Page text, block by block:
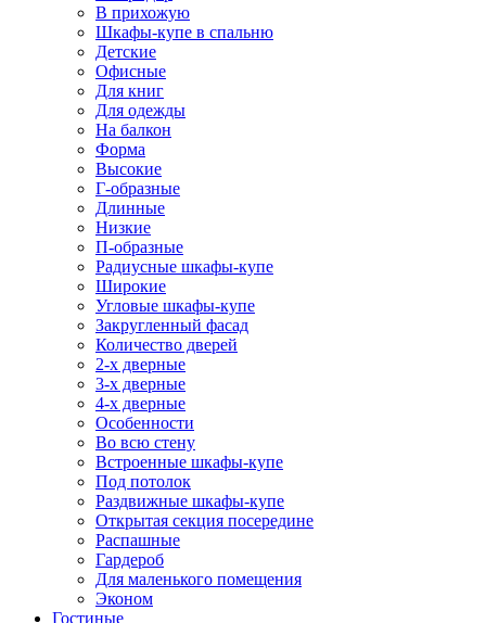
В прихожую
Шкафы-купе в спальню
Детские
Офисные
Для книг
Для одежды
На балкон
Форма
Высокие
Г-образные
Длинные
Низкие
П-образные
Радиусные шкафы-купе
Широкие
Угловые шкафы-купе
Закругленный фасад
Количество дверей
2-х дверные
3-х дверные
4-х дверные
Особенности
Во всю стену
Встроенные шкафы-купе
Под потолок
Раздвижные шкафы-купе
Открытая секция посередине
Распашные
Гардероб
Для маленького помещения
Эконом
Гостиные